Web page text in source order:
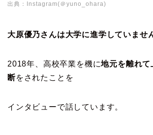
出典：Instagram(＠yuno_ohara)
大原優乃さんは大学に進学していませ
2018年、高校卒業を機に地元を離れて
断をされたことを
インタビューで話しています。